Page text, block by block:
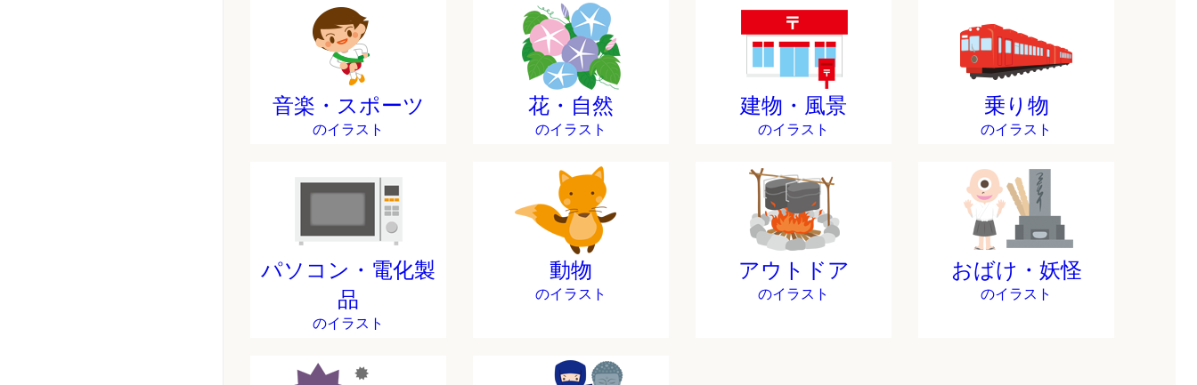
音楽・スポーツ
のイラスト
花・自然
のイラスト
建物・風景
のイラスト
乗り物
のイラスト
パソコン・電化製
品
のイラスト
動物
のイラスト
アウトドア
のイラスト
おばけ・妖怪
のイラスト